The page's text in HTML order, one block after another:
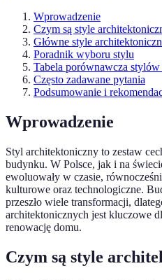
Wprowadzenie
Czym są style
Główne style
Poradnik wyboru stylu
Tabela porównawcza
Często zadawane pytania
Podsumowanie i
Wprowadzenie
Styl architektoniczny to zestaw
budynku. W Polsce, jak i na
ewoluowały w czasie,
kulturowe oraz technologiczne.
przeszło wiele transformacji,
architektonicznych jest kluczowe
renowację domu.
Czym są style